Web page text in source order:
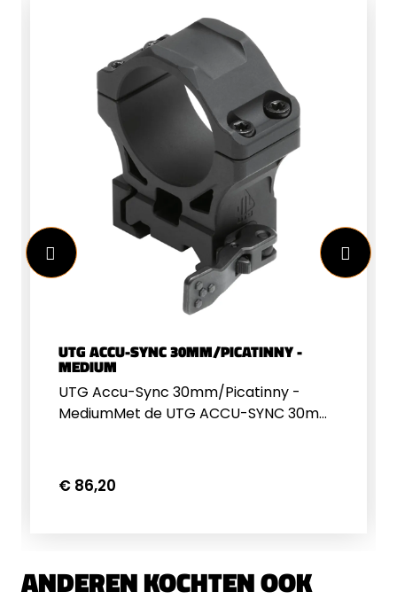
UTG ACCU-SYNC 30MM/PICATINNY -
MEDIUM
UTG Accu-Sync 30mm/Picatinny -
MediumMet de UTG ACCU-SYNC 30mm
oplossing om uw richtkijker te
monteren. Deze hoogwaardige
op iedere standaard Picatinny
€ 86,20
ANDEREN KOCHTEN OOK